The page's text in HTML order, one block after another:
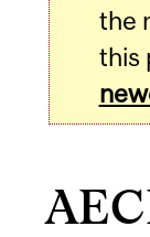
the
this